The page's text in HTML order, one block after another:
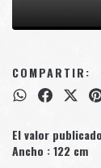
COMPARTIR:
El valor
Ancho : 122 cm